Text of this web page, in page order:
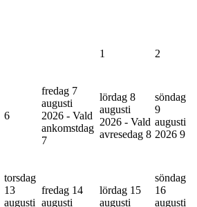
1 2
6
fredag 7
augusti
2026 - Vald
ankomstdag
7
lördag 8
augusti
2026 - Vald
avresedag 8
söndag
9
augusti
2026 9
torsdag
13
augusti
fredag 14
augusti
lördag 15
augusti
söndag
16
augusti